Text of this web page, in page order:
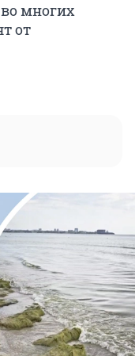
многих
от